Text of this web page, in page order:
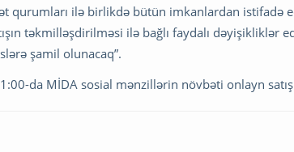
qurumları ilə birlikdə bütün imkanlardan istifadə
təkmilləşdirilməsi ilə bağlı faydalı dəyişikliklər
şamil olunacaq”.
da MİDA sosial mənzillərin növbəti onlayn